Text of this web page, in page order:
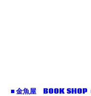
■ 金魚屋 BOOK SHOP